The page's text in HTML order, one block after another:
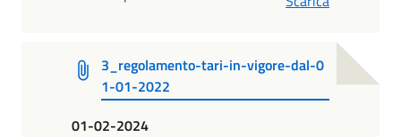
3_regolamento-tari-in-vigore-dal-0
1-01-2022
01-02-2024